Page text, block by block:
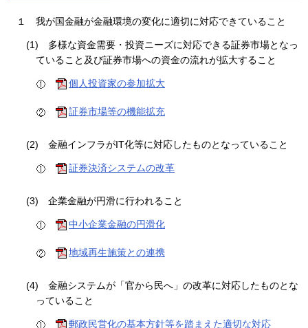
１ 我が国金融が金融環境の変化に適切に対応できていること
(1)
多様な資金需要・投資ニーズに対応できる証券市場となっ
ていること及び証券市場への資金の流れが拡大すること
個人投資家の参加拡大
証券市場等の機能拡充
(2) 金融インフラがIT化等に対応したものとなっていること
証券決済システムの改革
(3) 企業金融が円滑に行われること
中小企業金融の円滑化
地域再生施策との連携
(4)
金融システムが「官から民へ」の改革に対応したものとな
っていること
郵政民営化の基本方針等を踏まえた適切な対応